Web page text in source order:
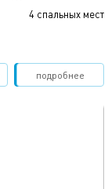
4 спальных мест
подробнее
Забронировать